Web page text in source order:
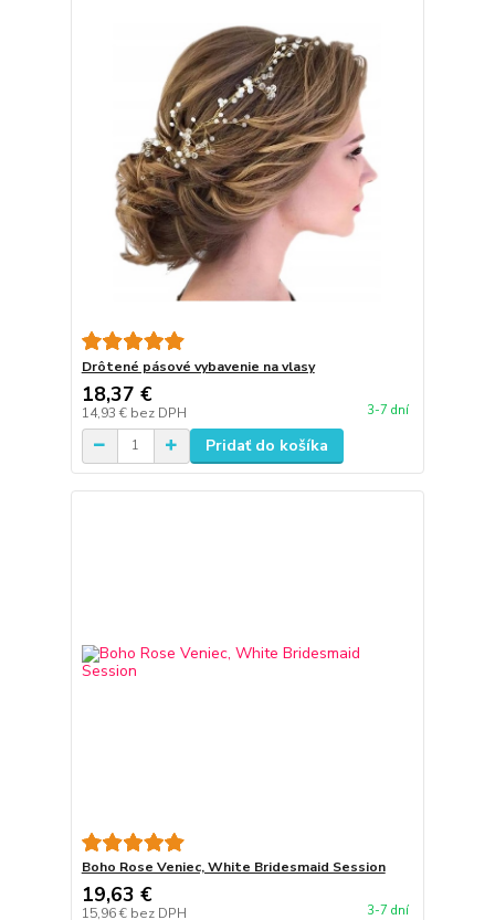
Drôtené pásové vybavenie na vlasy
18,37 €
14,93 € bez DPH 3-7 dní
Pridať do košíka
Boho Rose Veniec, White Bridesmaid Session
19,63 €
15,96 € bez DPH 3-7 dní